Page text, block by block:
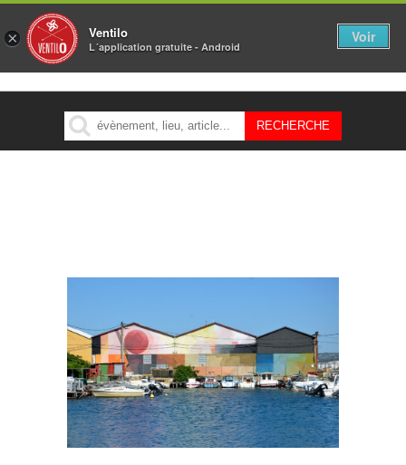
MENU
× Ventilo
L´application gratuite - Android
Voir